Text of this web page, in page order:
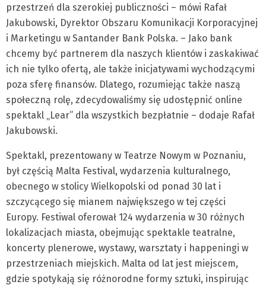
przestrzeń dla szerokiej publiczności – mówi Rafał
Jakubowski, Dyrektor Obszaru Komunikacji Korporacyjnej
i Marketingu w Santander Bank Polska. – Jako bank
chcemy być partnerem dla naszych klientów i zaskakiwać
ich nie tylko ofertą, ale także inicjatywami wychodzącymi
poza sferę finansów. Dlatego, rozumiejąc także naszą
społeczną rolę, zdecydowaliśmy się udostępnić online
spektakl „Lear” dla wszystkich bezpłatnie – dodaje Rafał
Jakubowski.
Spektakl, prezentowany w Teatrze Nowym w Poznaniu,
był częścią Malta Festival, wydarzenia kulturalnego,
obecnego w stolicy Wielkopolski od ponad 30 lat i
szczycącego się mianem największego w tej części
Europy. Festiwal oferował 124 wydarzenia w 30 różnych
lokalizacjach miasta, obejmując spektakle teatralne,
koncerty plenerowe, wystawy, warsztaty i happeningi w
przestrzeniach miejskich. Malta od lat jest miejscem,
gdzie spotykają się różnorodne formy sztuki, inspirując